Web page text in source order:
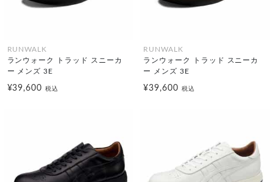
RUNWALK
ランウォーク トラッド スニーカ
ー メンズ 3E
¥39,600税込
RUNWALK
ランウォーク トラッド スニーカ
ー メンズ 3E
¥39,600 税込